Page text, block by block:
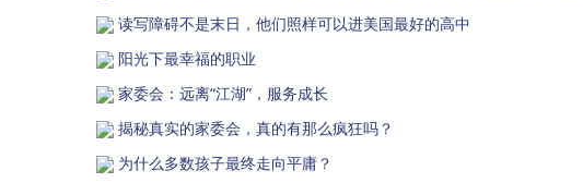
读写障碍不是末日，他们照样可以进美国最好的高中
阳光下最幸福的职业
家委会：远离“江湖”，服务成长
揭秘真实的家委会，真的有那么疯狂吗？
为什么多数孩子最终走向平庸？